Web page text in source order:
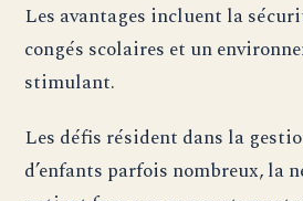
Les avantages incluent la
congés scolaires et un
stimulant.
Les défis résident dans la
d’enfants parfois nombreux, la